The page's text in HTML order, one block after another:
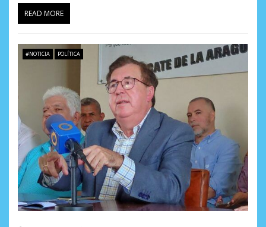
READ MORE
#NOTICIA POLÍTICA